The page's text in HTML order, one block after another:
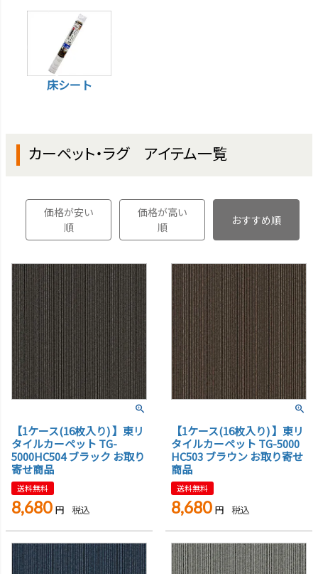
床シート
カーペット・ラグ アイテム一覧
価格が安い
順
価格が高い
順
おすすめ順
【1ケース(16枚入り) 】東リ
タイルカーペット TG-
5000HC504 ブラック お取り
寄せ商品
送料無料
8,680 税込
【1ケース(16枚入り) 】東リ
タイルカーペット TG-5000
HC503 ブラウン お取り寄せ
商品
送料無料
8,680 税込